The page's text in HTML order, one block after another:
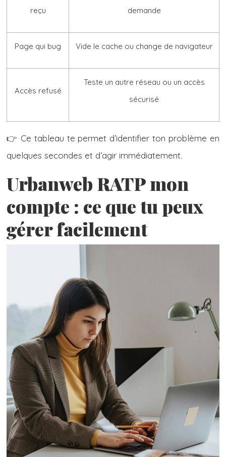
reçu
demande
Page qui bug Vide le cache ou change de navigateur
Accès refusé
Teste un autre réseau ou un accès
sécurisé
👉 Ce tableau te permet d’identifier ton problème en
quelques secondes et d’agir immédiatement.
Urbanweb RATP mon
compte : ce que tu peux
gérer facilement